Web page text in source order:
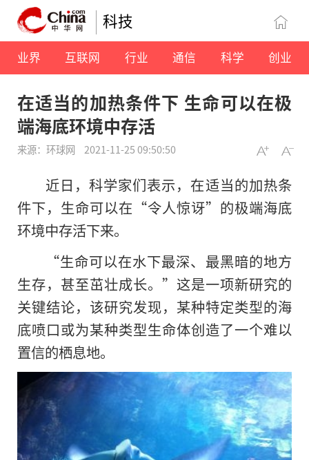
科技
业界 互联网 行业 通信 科学 创业
在适当的加热条件下 生命可以在极
端海底环境中存活
来源：环球网 2021-11-25 09:50:50
近日，科学家们表示，在适当的加热条
件下，生命可以在“令人惊讶”的极端海底
环境中存活下来。
“生命可以在水下最深、最黑暗的地方
生存，甚至茁壮成长。”这是一项新研究的
关键结论，该研究发现，某种特定类型的海
底喷口或为某种类型生命体创造了一个难以
置信的栖息地。